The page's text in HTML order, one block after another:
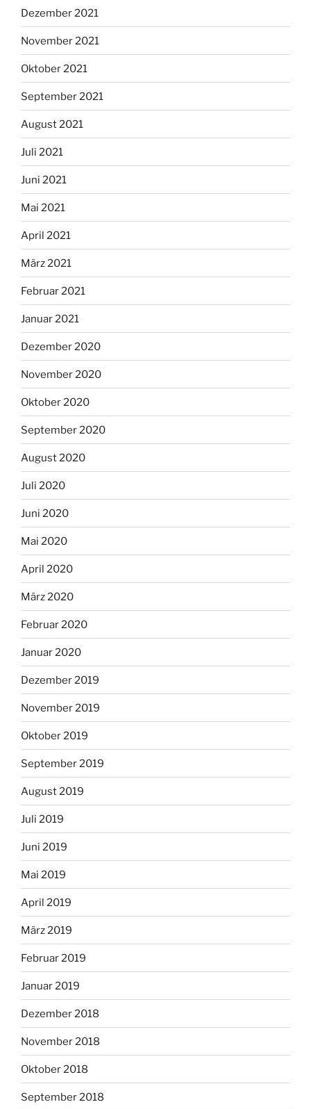
Dezember 2021
November 2021
Oktober 2021
September 2021
August 2021
Juli 2021
Juni 2021
Mai 2021
April 2021
März 2021
Februar 2021
Januar 2021
Dezember 2020
November 2020
Oktober 2020
September 2020
August 2020
Juli 2020
Juni 2020
Mai 2020
April 2020
März 2020
Februar 2020
Januar 2020
Dezember 2019
November 2019
Oktober 2019
September 2019
August 2019
Juli 2019
Juni 2019
Mai 2019
April 2019
März 2019
Februar 2019
Januar 2019
Dezember 2018
November 2018
Oktober 2018
September 2018